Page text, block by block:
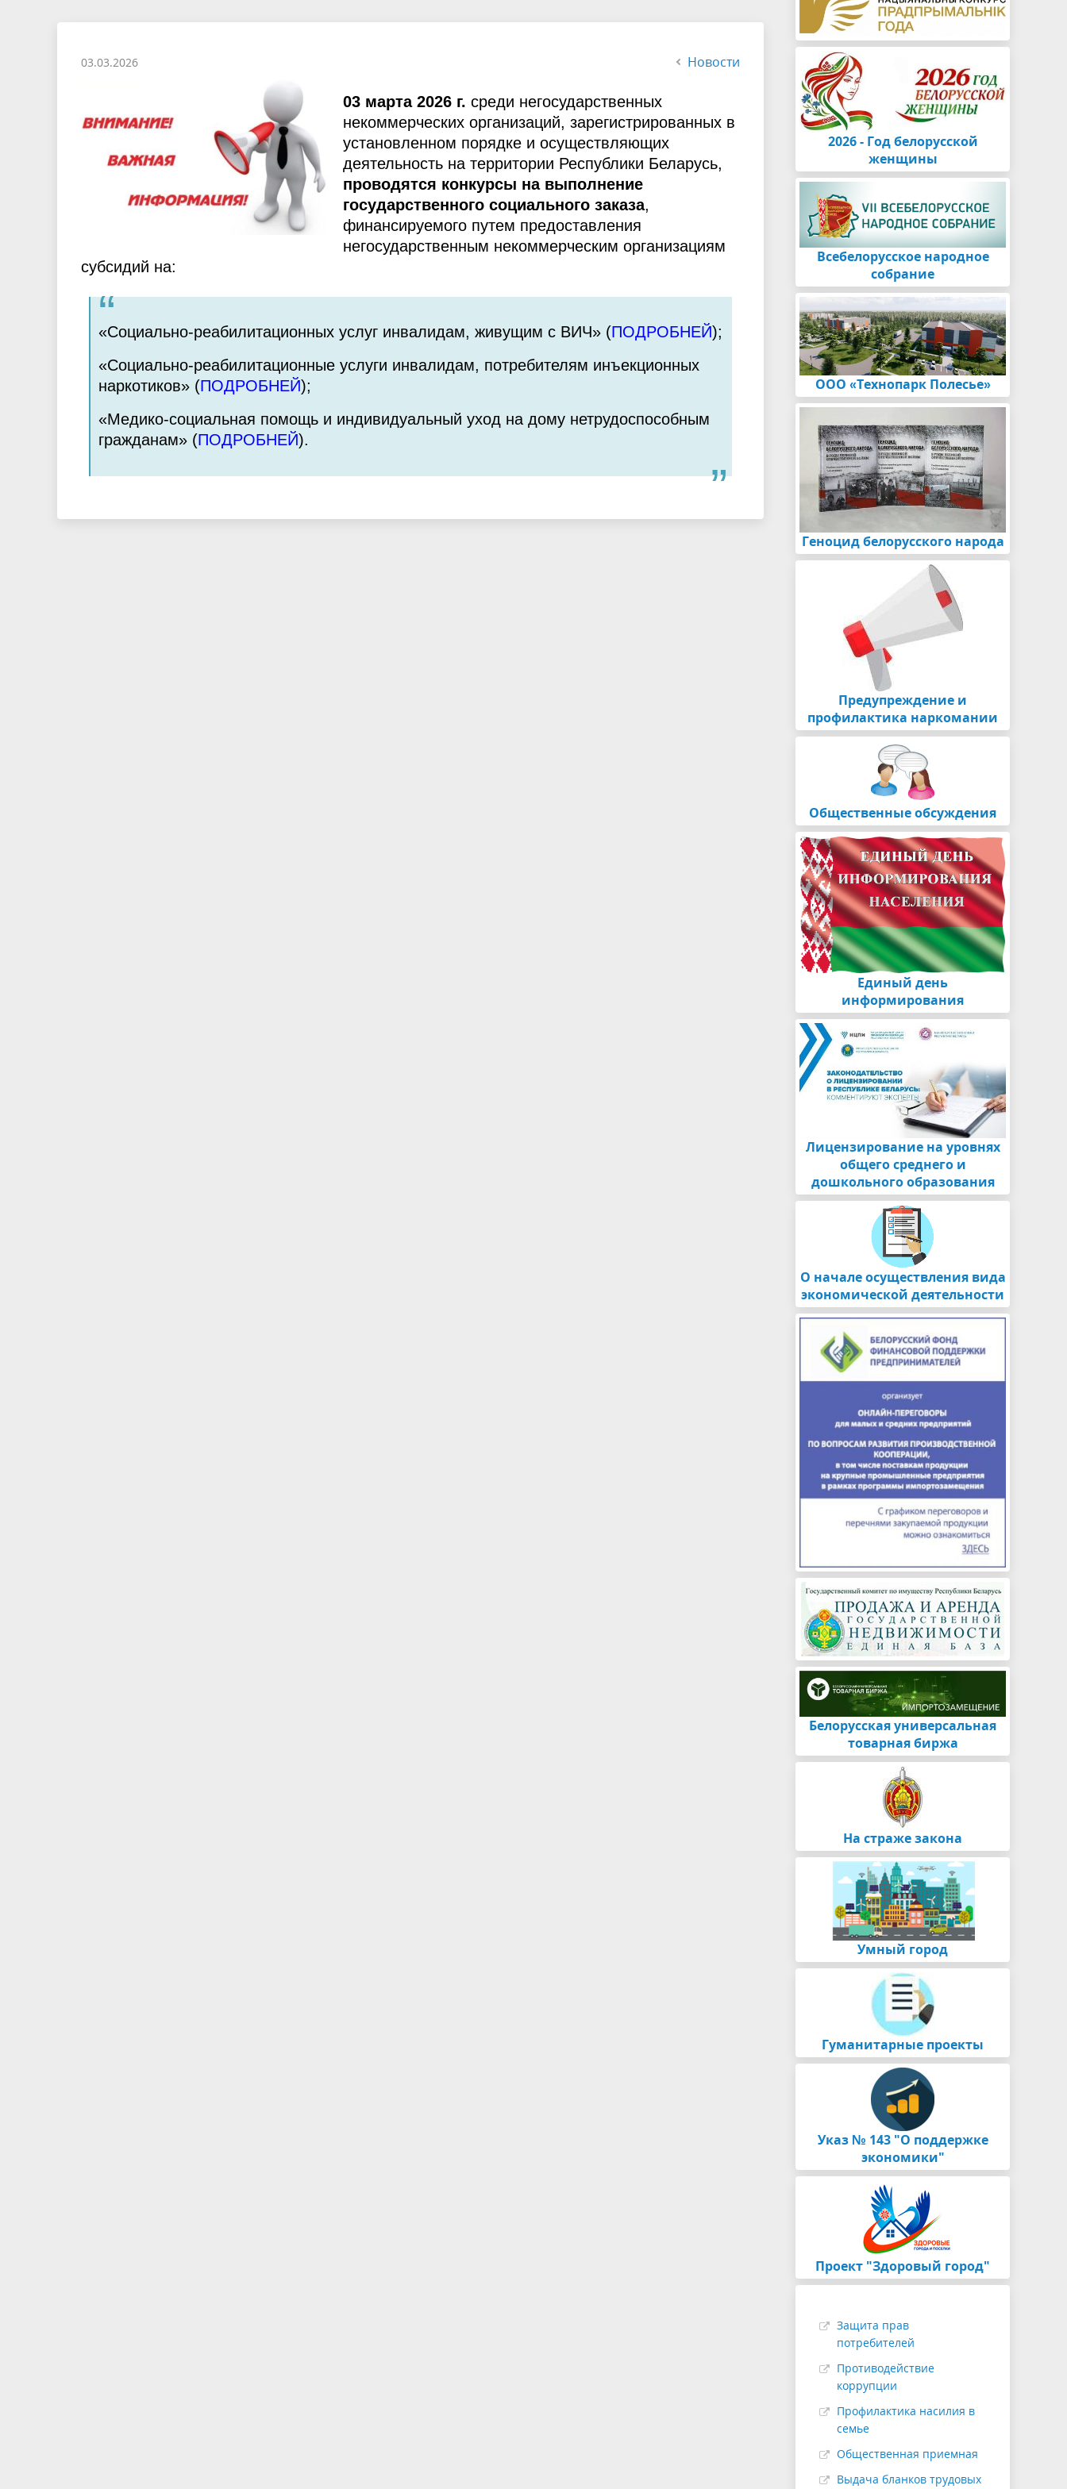
Социальные стандарты по
Пинска
Об использовании воздушного
03.03.2026 Новости
03 марта 2026 г. среди негосударственных
некоммерческих организаций, зарегистрированных в
установленном порядке и осуществляющих
деятельность на территории Республики Беларусь,
проводятся конкурсы на выполнение
государственного социального заказа,
финансируемого путем предоставления
негосударственным некоммерческим организациям
субсидий на:
«Социально-реабилитационных услуг инвалидам, живущим с ВИЧ» (ПОДРОБНЕЙ);
«Социально-реабилитационные услуги инвалидам, потребителям инъекционных
наркотиков» (ПОДРОБНЕЙ);
«Медико-социальная помощь и индивидуальный уход на дому нетрудоспособным
гражданам» (ПОДРОБНЕЙ).
2026 - Год белорусской
женщины
Всебелорусское народное
собрание
ООО «Технопарк Полесье»
Геноцид белорусского народа
Предупреждение и
профилактика наркомании
Общественные обсуждения
Единый день
информирования
Лицензирование на уровнях
общего среднего и
дошкольного образования
О начале осуществления вида
экономической деятельности
Белорусская универсальная
товарная биржа
На страже закона
Умный город
Гуманитарные проекты
Указ № 143 "О поддержке
экономики"
Проект "Здоровый город"
Защита прав
потребителей
Противодействие
коррупции
Профилактика насилия в
семье
Общественная приемная
Выдача бланков трудовых